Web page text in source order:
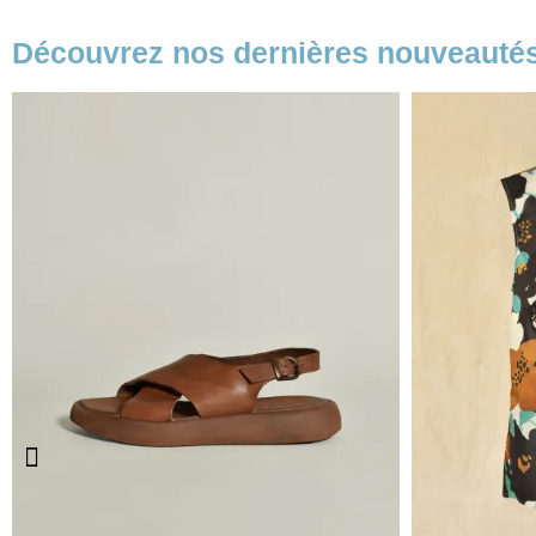
Découvrez nos dernières